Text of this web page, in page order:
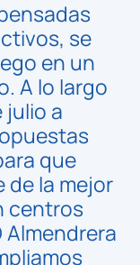
se
en un
A lo largo
julio a
que
de la mejor
centros
Almendrera